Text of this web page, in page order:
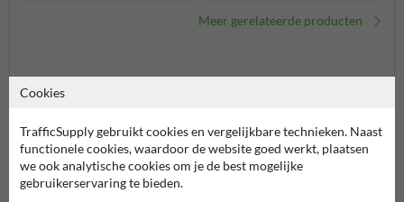
verboden toegang
Meer gerelateerde producten
Productcategorieën in deze groep
Cookies
TrafficSupply gebruikt cookies en vergelijkbare technieken. Naast
functionele cookies, waardoor de website goed werkt, plaatsen
we ook analytische cookies om je de best mogelijke
gebruikerservaring te bieden.